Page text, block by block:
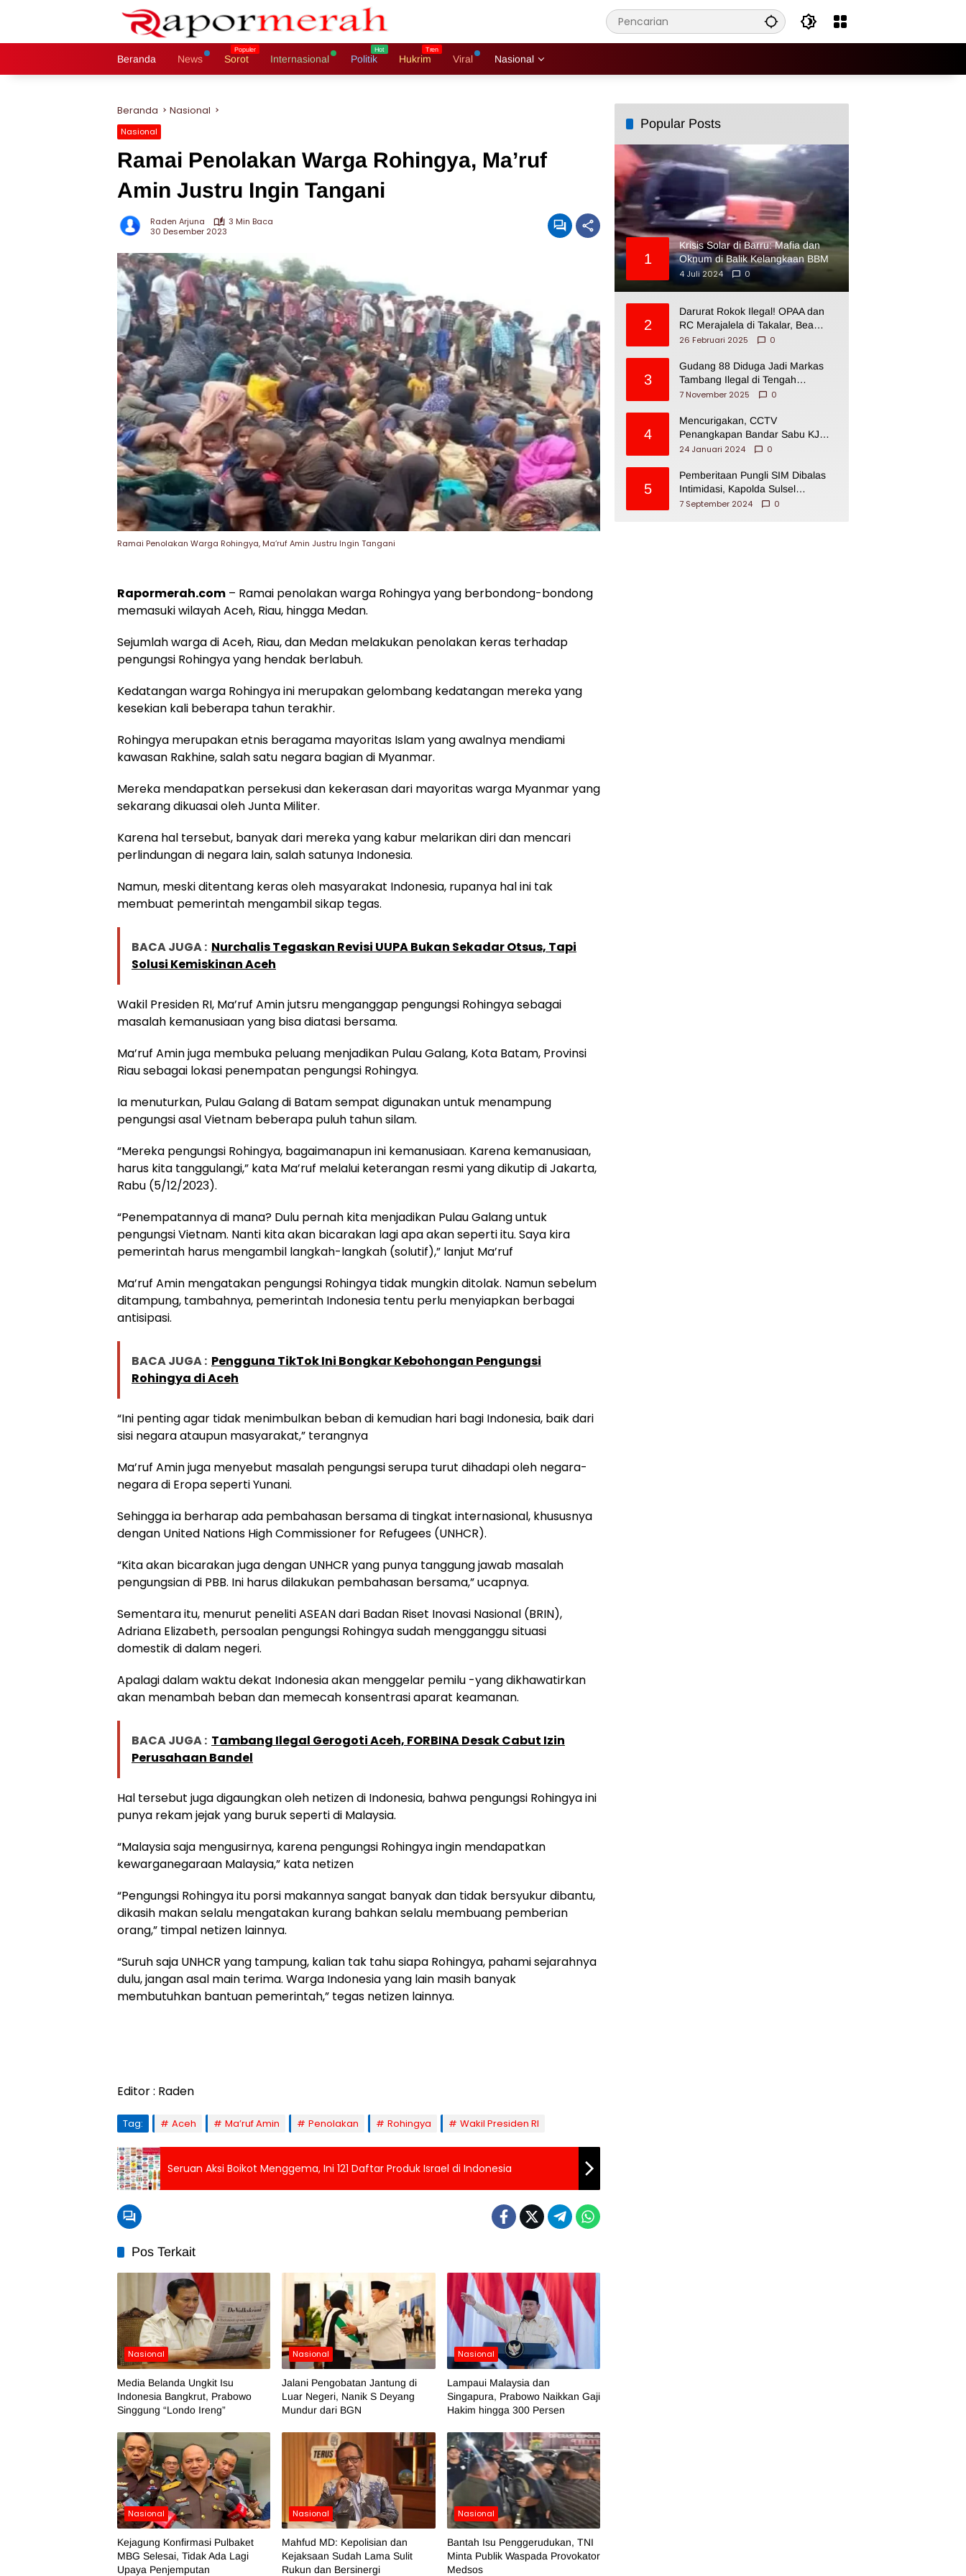
Beranda News Sorot Internasional Politik Hukrim Viral Nasional
Beranda Nasional
Nasional
Ramai Penolakan Warga Rohingya, Ma’ruf
Amin Justru Ingin Tangani
Raden Arjuna
3 Min Baca
30 Desember 2023
Ramai Penolakan Warga Rohingya, Ma’ruf Amin Justru Ingin Tangani
Rapormerah.com – Ramai penolakan warga Rohingya yang berbondong-bondong
memasuki wilayah Aceh, Riau, hingga Medan.
Sejumlah warga di Aceh, Riau, dan Medan melakukan penolakan keras terhadap
pengungsi Rohingya yang hendak berlabuh.
Kedatangan warga Rohingya ini merupakan gelombang kedatangan mereka yang
kesekian kali beberapa tahun terakhir.
Rohingya merupakan etnis beragama mayoritas Islam yang awalnya mendiami
kawasan Rakhine, salah satu negara bagian di Myanmar.
Mereka mendapatkan persekusi dan kekerasan dari mayoritas warga Myanmar yang
sekarang dikuasai oleh Junta Militer.
Karena hal tersebut, banyak dari mereka yang kabur melarikan diri dan mencari
perlindungan di negara lain, salah satunya Indonesia.
Namun, meski ditentang keras oleh masyarakat Indonesia, rupanya hal ini tak
membuat pemerintah mengambil sikap tegas.
BACA JUGA : Nurchalis Tegaskan Revisi UUPA Bukan Sekadar Otsus, Tapi
Solusi Kemiskinan Aceh
Wakil Presiden RI, Ma’ruf Amin jutsru menganggap pengungsi Rohingya sebagai
masalah kemanusiaan yang bisa diatasi bersama.
Ma’ruf Amin juga membuka peluang menjadikan Pulau Galang, Kota Batam, Provinsi
Riau sebagai lokasi penempatan pengungsi Rohingya.
Ia menuturkan, Pulau Galang di Batam sempat digunakan untuk menampung
pengungsi asal Vietnam beberapa puluh tahun silam.
“Mereka pengungsi Rohingya, bagaimanapun ini kemanusiaan. Karena kemanusiaan,
harus kita tanggulangi,” kata Ma’ruf melalui keterangan resmi yang dikutip di Jakarta,
Rabu (5/12/2023).
“Penempatannya di mana? Dulu pernah kita menjadikan Pulau Galang untuk
pengungsi Vietnam. Nanti kita akan bicarakan lagi apa akan seperti itu. Saya kira
pemerintah harus mengambil langkah-langkah (solutif),” lanjut Ma’ruf
Ma’ruf Amin mengatakan pengungsi Rohingya tidak mungkin ditolak. Namun sebelum
ditampung, tambahnya, pemerintah Indonesia tentu perlu menyiapkan berbagai
antisipasi.
BACA JUGA : Pengguna TikTok Ini Bongkar Kebohongan Pengungsi
Rohingya di Aceh
“Ini penting agar tidak menimbulkan beban di kemudian hari bagi Indonesia, baik dari
sisi negara ataupun masyarakat,” terangnya
Ma’ruf Amin juga menyebut masalah pengungsi serupa turut dihadapi oleh negara-
negara di Eropa seperti Yunani.
Sehingga ia berharap ada pembahasan bersama di tingkat internasional, khususnya
dengan United Nations High Commissioner for Refugees (UNHCR).
“Kita akan bicarakan juga dengan UNHCR yang punya tanggung jawab masalah
pengungsian di PBB. Ini harus dilakukan pembahasan bersama,” ucapnya.
Sementara itu, menurut peneliti ASEAN dari Badan Riset Inovasi Nasional (BRIN),
Adriana Elizabeth, persoalan pengungsi Rohingya sudah mengganggu situasi
domestik di dalam negeri.
Apalagi dalam waktu dekat Indonesia akan menggelar pemilu -yang dikhawatirkan
akan menambah beban dan memecah konsentrasi aparat keamanan.
BACA JUGA : Tambang Ilegal Gerogoti Aceh, FORBINA Desak Cabut Izin
Perusahaan Bandel
Hal tersebut juga digaungkan oleh netizen di Indonesia, bahwa pengungsi Rohingya ini
punya rekam jejak yang buruk seperti di Malaysia.
“Malaysia saja mengusirnya, karena pengungsi Rohingya ingin mendapatkan
kewarganegaraan Malaysia,” kata netizen
“Pengungsi Rohingya itu porsi makannya sangat banyak dan tidak bersyukur dibantu,
dikasih makan selalu mengatakan kurang bahkan selalu membuang pemberian
orang,” timpal netizen lainnya.
“Suruh saja UNHCR yang tampung, kalian tak tahu siapa Rohingya, pahami sejarahnya
dulu, jangan asal main terima. Warga Indonesia yang lain masih banyak
membutuhkan bantuan pemerintah,” tegas netizen lainnya.
Editor : Raden
Tag: Aceh Ma’ruf Amin Penolakan Rohingya Wakil Presiden RI
Seruan Aksi Boikot Menggema, Ini 121 Daftar Produk Israel di Indonesia
Pos Terkait
Nasional
Media Belanda Ungkit Isu
Indonesia Bangkrut, Prabowo
Singgung “Londo Ireng”
Nasional
Jalani Pengobatan Jantung di
Luar Negeri, Nanik S Deyang
Mundur dari BGN
Nasional
Lampaui Malaysia dan
Singapura, Prabowo Naikkan Gaji
Hakim hingga 300 Persen
Nasional
Kejagung Konfirmasi Pulbaket
MBG Selesai, Tidak Ada Lagi
Upaya Penjemputan
Nasional
Mahfud MD: Kepolisian dan
Kejaksaan Sudah Lama Sulit
Rukun dan Bersinergi
Nasional
Bantah Isu Penggerudukan, TNI
Minta Publik Waspada Provokator
Medsos
Popular Posts
1
Krisis Solar di Barru: Mafia dan
Oknum di Balik Kelangkaan BBM
4 Juli 2024
0
2
Darurat Rokok Ilegal! OPAA dan
RC Merajalela di Takalar, Bea
Cukai Impoten
26 Februari 2025 0
3
Gudang 88 Diduga Jadi Markas
Tambang Ilegal di Tengah
Permukiman Warga Makassar
7 November 2025 0
4
Mencurigakan, CCTV
Penangkapan Bandar Sabu KJ
Disita Oknum BNNP Sulsel
24 Januari 2024 0
5
Pemberitaan Pungli SIM Dibalas
Intimidasi, Kapolda Sulsel
Dikecam PJI Sulsel
7 September 2024 0